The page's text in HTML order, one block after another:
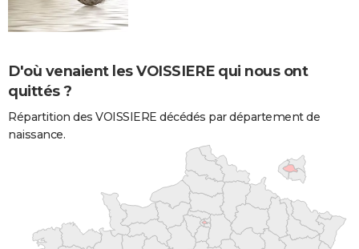
D'où venaient les VOISSIERE qui nous ont
quittés ?
Répartition des VOISSIERE décédés par département de
naissance.